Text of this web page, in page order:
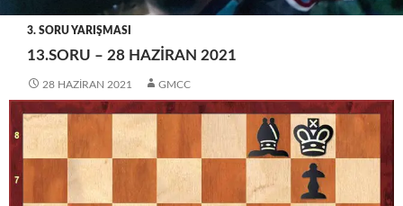
3. SORU YARIŞMASI
13.SORU – 28 HAZIRAN 2021
28 HAZIRAN 2021 GMCC